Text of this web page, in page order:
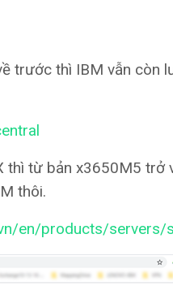
trước thì IBM vẫn còn
thì từ bản x3650M5
thôi.
en/products/